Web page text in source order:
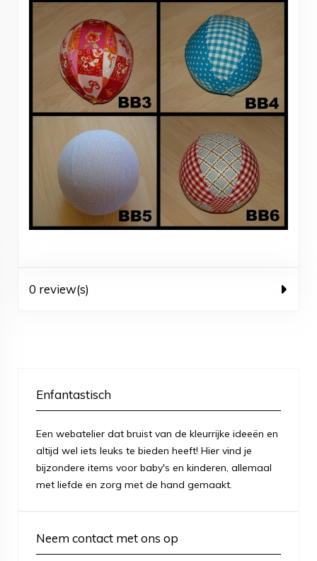
0 review(s)
Enfantastisch
Een webatelier dat bruist van de kleurrijke ideeën en
altijd wel iets leuks te bieden heeft! Hier vind je
bijzondere items voor baby's en kinderen, allemaal
met liefde en zorg met de hand gemaakt.
Neem contact met ons op